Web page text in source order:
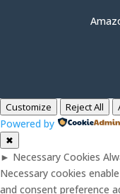
Customize Reject All
Powered by
✖
► Necessary Cookies
Necessary cookies
and consent preference